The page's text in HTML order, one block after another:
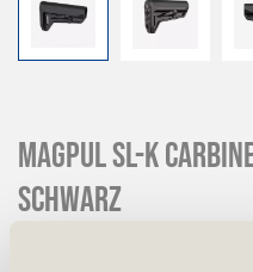
Magpul SL-K
Schwarz